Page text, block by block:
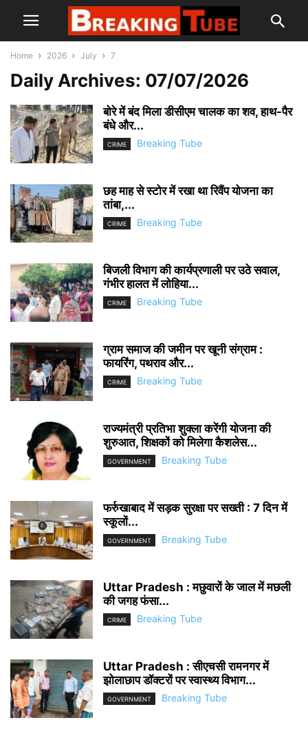
Home 2026 July 7
Daily Archives: 07/07/2026
बोरे में बंद मिला डीसीएम चालक का शव, हाथ-पैर
बंधे और...
CRIME Breaking Tube
छह माह से स्टोर में रखा था रिवैंप योजना का
तांबा,...
CRIME Breaking Tube
बिजली विभाग की कार्यप्रणाली पर उठे सवाल,
गंभीर हालत में लोहिया...
CRIME Breaking Tube
ग्राम समाज की जमीन पर खूनी संग्राम :
फायरिंग, पथराव और...
CRIME Breaking Tube
राज्यमंत्री प्रतिभा शुक्ला करेंगी योजना की
शुरुआत, शिक्षकों को मिलेगा कैशलेस...
GOVERNMENT Breaking Tube
फर्रुखाबाद में सड़क सुरक्षा पर सख्ती : 7 दिन में
स्कूलों...
GOVERNMENT Breaking Tube
Uttar Pradesh : मछुवारों के जाल में मछली
की जगह फंसा...
CRIME Breaking Tube
Uttar Pradesh : सीएचसी रामनगर में
झोलाछाप डॉक्टरों पर स्वास्थ्य विभाग...
GOVERNMENT Breaking Tube